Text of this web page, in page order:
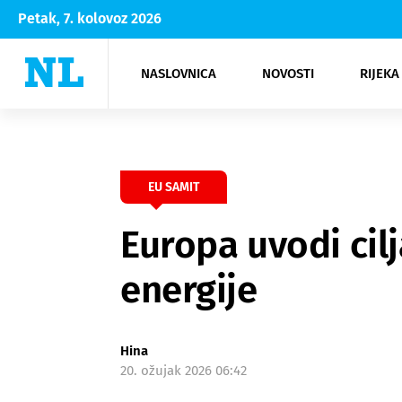
Petak, 7. kolovoz 2026
NASLOVNICA NOVOSTI
Rijeka Opatija
NK
Moda
Kultura
EU SAMIT
Europa uvodi
energije
Hina
20. ožujak 2026 06:42